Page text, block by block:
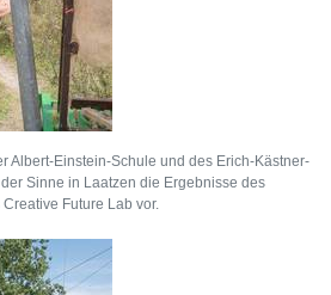
Albert-Einstein-Schule und des Erich-Kästner-
Sinne in Laatzen die Ergebnisse des
Future Lab vor.